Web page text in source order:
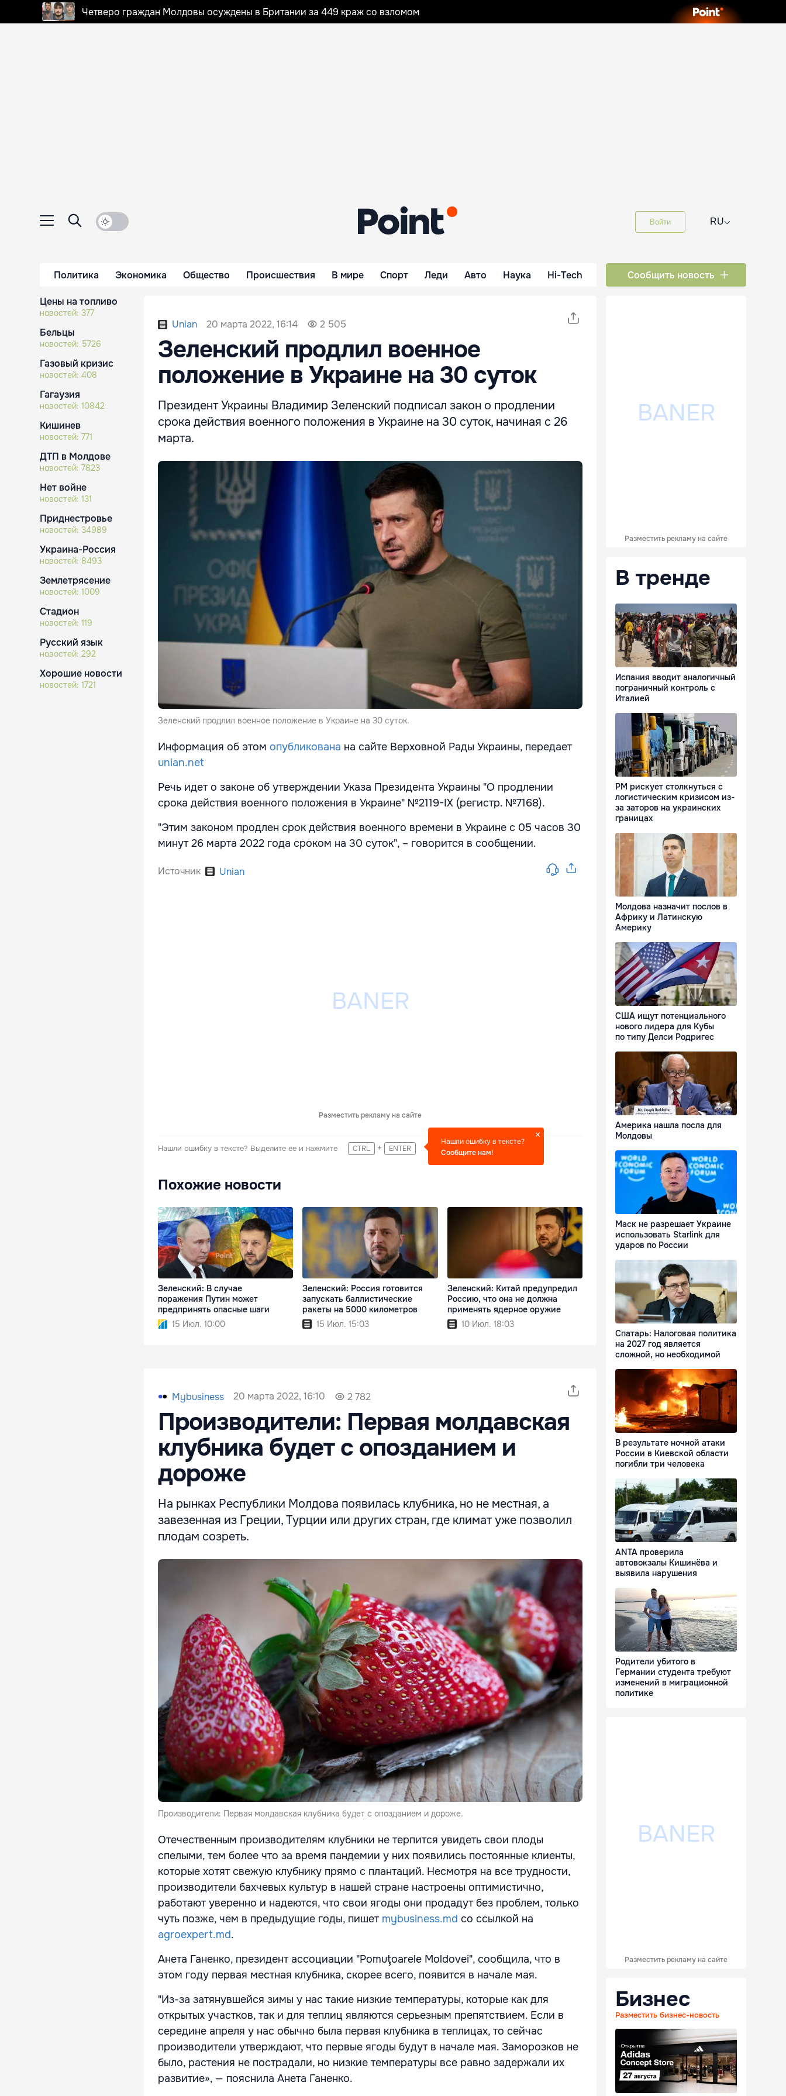
Четверо граждан Молдовы осуждены в Британии за 449 краж со взломом
Войти RU⌵
Политика Экономика Общество Происшествия В мире Спорт Леди Авто Наука Hi-Tech Сообщить новость
Цены на топливо
новостей: 377
Бельцы
новостей: 5726
Газовый кризис
новостей: 408
Гагаузия
новостей: 10842
Кишинев
новостей: 771
ДТП в Молдове
новостей: 7823
Нет войне
новостей: 131
Приднестровье
новостей: 34989
Украина-Россия
новостей: 8493
Землетрясение
новостей: 1009
Стадион
новостей: 119
Русский язык
новостей: 292
Хорошие новости
новостей: 1721
Unian 20 марта 2022, 16:14 2 505
Зеленский продлил военное
положение в Украине на 30 суток
Президент Украины Владимир Зеленский подписал закон о продлении
срока действия военного положения в Украине на 30 суток, начиная с 26
марта.
Зеленский продлил военное положение в Украине на 30 суток.
Информация об этом опубликована на сайте Верховной Рады Украины, передает
unian.net
Речь идет о законе об утверждении Указа Президента Украины "О продлении
срока действия военного положения в Украине" №2119-IX (регистр. №7168).
"Этим законом продлен срок действия военного времени в Украине с 05 часов 30
минут 26 марта 2022 года сроком на 30 суток", – говорится в сообщении.
Источник Unian
Разместить рекламу на сайте
Нашли ошибку в тексте? Выделите ее и нажмите CTRL + ENTER
Нашли ошибку в тексте?
Сообщите нам!
Похожие новости
Зеленский: В случае
поражения Путин может
предпринять опасные шаги
15 Июл. 10:00
Зеленский: Россия готовится
запускать баллистические
ракеты на 5000 километров
15 Июл. 15:03
Зеленский: Китай предупредил
Россию, что она не должна
применять ядерное оружие
10 Июл. 18:03
Mybusiness 20 марта 2022, 16:10 2 782
Производители: Первая молдавская
клубника будет с опозданием и
дороже
На рынках Республики Молдова появилась клубника, но не местная, а
завезенная из Греции, Турции или других стран, где климат уже позволил
плодам созреть.
Производители: Первая молдавская клубника будет с опозданием и дороже.
Отечественным производителям клубники не терпится увидеть свои плоды
спелыми, тем более что за время пандемии у них появились постоянные клиенты,
которые хотят свежую клубнику прямо с плантаций. Несмотря на все трудности,
производители бахчевых культур в нашей стране настроены оптимистично,
работают уверенно и надеются, что свои ягоды они продадут без проблем, только
чуть позже, чем в предыдущие годы, пишет mybusiness.md со ссылкой на
agroexpert.md.
Анета Ганенко, президент ассоциации "Pomuţoarele Moldovei", сообщила, что в
этом году первая местная клубника, скорее всего, появится в начале мая.
"Из-за затянувшейся зимы у нас такие низкие температуры, которые как для
открытых участков, так и для теплиц являются серьезным препятствием. Если в
середине апреля у нас обычно была первая клубника в теплицах, то сейчас
производители утверждают, что первые ягоды будут в начале мая. Заморозков не
было, растения не пострадали, но низкие температуры все равно задержали их
развитие», — пояснила Анета Ганенко.
Разместить рекламу на сайте
В тренде
Испания вводит аналогичный
пограничный контроль с
Италией
РМ рискует столкнуться с
логистическим кризисом из-
за заторов на украинских
границах
Молдова назначит послов в
Африку и Латинскую
Америку
США ищут потенциального
нового лидера для Кубы
по типу Делси Родригес
Америка нашла посла для
Молдовы
Маск не разрешает Украине
использовать Starlink для
ударов по России
Спатарь: Налоговая политика
на 2027 год является
сложной, но необходимой
В результате ночной атаки
России в Киевской области
погибли три человека
ANTA проверила
автовокзалы Кишинёва и
выявила нарушения
Родители убитого в
Германии студента требуют
изменений в миграционной
политике
Разместить рекламу на сайте
Бизнес
Разместить бизнес-новость